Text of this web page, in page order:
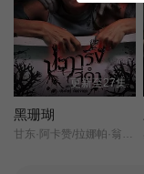
更新至27集
黑珊瑚